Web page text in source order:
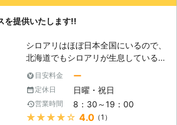
せください。 【継続した管理もお任
せください】 シロアリは一度駆除す
れば、その場所には二度と出現しない
という害虫ではありません。外部から
の侵入、駆除の際に地中深くに潜んで
いたものなどが、数年後再度地上に出
てくることがあります。どうぞ当社に
継続した管理もご依頼ください。シロ
アリ駆除剤の薬効が切れるタイミング
2016年12月16日
を提供いたします!!
シロアリはほぼ日本全国にいるので、
北海道でもシロアリが生息していると
ころがあります。北海道でご存じの方
も多いと思いますが、実は、北海道に
は約7割木造住宅があるのです。これ
だけ木造住宅が占めているということ
は、当然、シロアリ被害が多くなりそ
目安料金 ー
定休日 日曜・祝日
営業時間 8：30～19：00
★★★★★ 4.0（1）